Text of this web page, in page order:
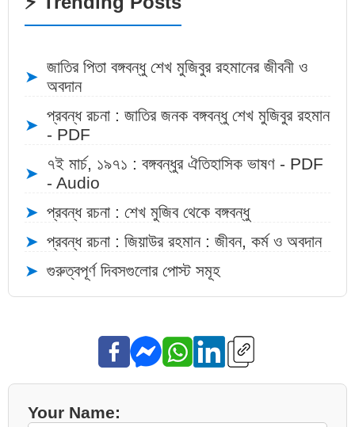
➤
জাতির পিতা বঙ্গবন্ধু শেখ মুজিবুর রহমানের জীবনী ও
অবদান
➤
প্রবন্ধ রচনা : জাতির জনক বঙ্গবন্ধু শেখ মুজিবুর রহমান
- PDF
➤
৭ই মার্চ, ১৯৭১ : বঙ্গবন্ধুর ঐতিহাসিক ভাষণ - PDF
- Audio
➤ প্রবন্ধ রচনা : শেখ মুজিব থেকে বঙ্গবন্ধু
➤ প্রবন্ধ রচনা : জিয়াউর রহমান : জীবন, কর্ম ও অবদান
➤ গুরুত্বপূর্ণ দিবসগুলোর পোস্ট সমূহ
Your Name: